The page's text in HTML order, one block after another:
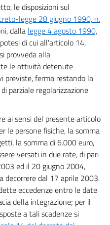
le disposizioni sul
legge 28 giugno 1990, n.
dalla legge 4 agosto 1990,
di cui all'articolo 14,
provveda alla
le attività detenute
previste, ferma restando la
parziale regolarizzazione
ai sensi del presente articolo
le persone fisiche, la somma
la somma di 6.000 euro,
versati in due rate, di pari
ed il 20 giugno 2004,
decorrere dal 17 aprile 2003.
eccedenze entro le date
della integrazione; per il
a tali scadenze si